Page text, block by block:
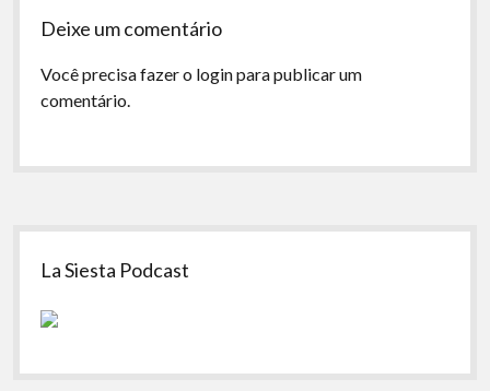
Deixe um comentário
Você precisa fazer o loginpara publicar um
comentário.
Sidebar
La Siesta Podcast